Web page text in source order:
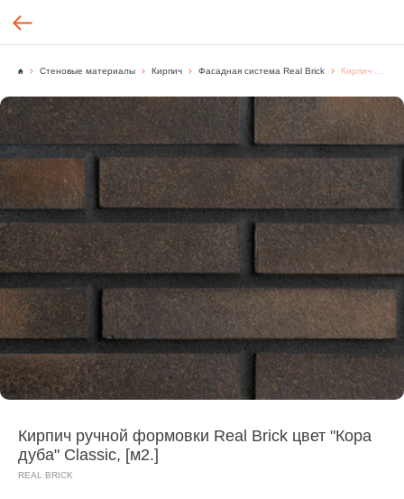
Стеновые материалы Кирпич Фасадная система Real Brick
Кирпич ручной формовки Real Brick цвет "Кора
дуба" Classic, [м2.]
REAL BRICK